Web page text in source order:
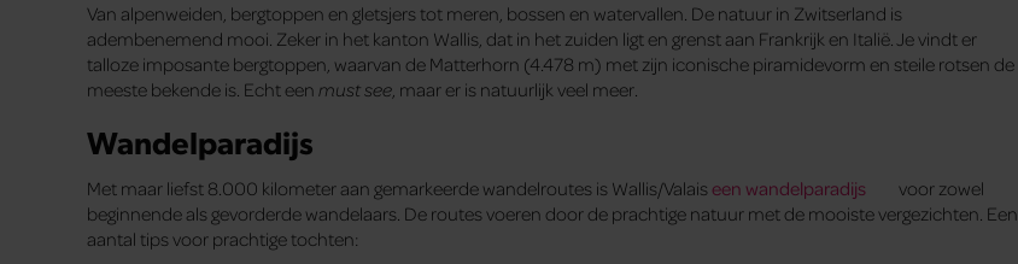
Van alpenweiden, bergtoppen en gletsjers tot meren, bossen en watervallen. De natuur in Zwitserland is
adembenemend mooi. Zeker in het kanton Wallis, dat in het zuiden ligt en grenst aan Frankrijk en Italië. Je vindt er
talloze imposante bergtoppen, waarvan de Matterhorn (4.478 m) met zijn iconische piramidevorm en steile rotsen de
meeste bekende is. Echt een must see, maar er is natuurlijk veel meer.
Wandelparadijs
Met maar liefst 8.000 kilometer aan gemarkeerde wandelroutes is Wallis/Valaiseen wandelparadijs
voor zowel
beginnende als gevorderde wandelaars. De routes voeren door de prachtige natuur met de mooiste vergezichten. Een
aantal tips voor prachtige tochten: